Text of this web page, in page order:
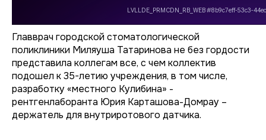
Главврач городской стоматологической
поликлиники Миляуша Татаринова не без гордости
представила коллегам все, с чем коллектив
подошел к 35-летию учреждения, в том числе,
разработку «местного Кулибина» -
рентгенлаборанта Юрия Карташова-Домрау –
держатель для внутриротового датчика.